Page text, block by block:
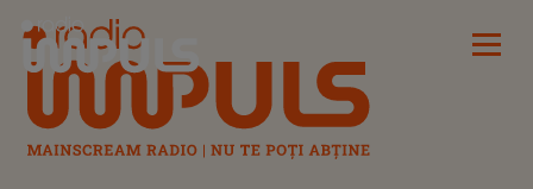
Radio Impuls